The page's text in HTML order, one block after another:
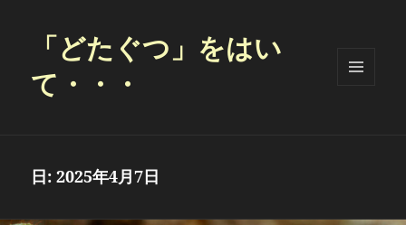
「どたぐつ」をはい
て・・・
日:2025年4月7日